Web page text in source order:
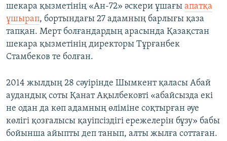
шекара қызметінің «Ан-72» әскери ұшағы апатқа
ұшырап, бортындағы 27 адамның барлығы қаза
тапқан. Мерт болғандардың арасында Қазақстан
шекара қызметінің директоры Тұрғанбек
Стамбеков те болған.
2014 жылдың 28 сәуірінде Шымкент қаласы Абай
аудандық соты Қанат Ақылбековті «абайсызда екі
не одан да көп адамның өліміне соқтырған әуе
көлiгi қозғалысы қауiпсiздiгi ережелерiн бұзу» бабы
бойынша айыпты деп танып, алты жылға соттаған.